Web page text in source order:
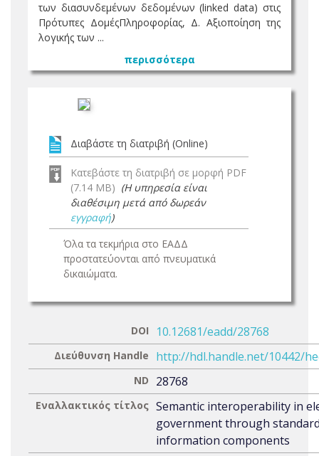
των διασυνδεμένων δεδομένων (linked data) στις
Πρότυπες ΔομέςΠληροφορίας, Δ. Αξιοποίηση της
λογικής των ...
περισσότερα
Διαβάστε τη διατριβή (Online)
Κατεβάστε τη διατριβή σε μορφή PDF
(7.14 MB) (Η υπηρεσία είναι
διαθέσιμη μετά από δωρεάν
εγγραφή)
Όλα τα τεκμήρια στο ΕΑΔΔ
προστατεύονται από πνευματικά
δικαιώματα.
DOI 10.12681/eadd/28768
Διεύθυνση Handle http://hdl.handle.net/10442/
ND 28768
Εναλλακτικός τίτλος Semantic interoperability in
government through
information components